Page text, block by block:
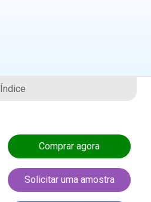
Índice
Comprar agora
Solicitar uma amostra